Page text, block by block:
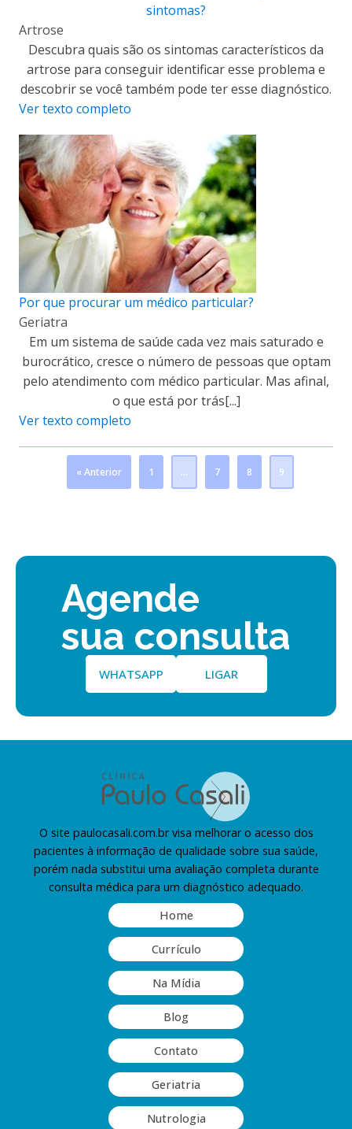
sintomas?
Artrose
Descubra quais são os sintomas característicos da
artrose para conseguir identificar esse problema e
descobrir se você também pode ter esse diagnóstico.
Ver texto completo
Por que procurar um médico particular?
Geriatra
Em um sistema de saúde cada vez mais saturado e
burocrático, cresce o número de pessoas que optam
pelo atendimento com médico particular. Mas afinal,
o que está por trás[...]
Ver texto completo
« Anterior 1 … 7 8 9
Agende
sua consulta
WHATSAPP LIGAR
O site paulocasali.com.br visa melhorar o acesso dos
pacientes à informação de qualidade sobre sua saúde,
porém nada substitui uma avaliação completa durante
consulta médica para um diagnóstico adequado.
Home
Currículo
Na Mídia
Blog
Contato
Geriatria
Nutrologia